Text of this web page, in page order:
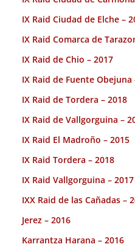
IX Raid Ciudad de Elche –
IX Raid Comarca de
IX Raid de Chio – 2017
IX Raid de Fuente Obejuna
IX Raid de Tordera – 2018
IX Raid de Vallgorguina –
IX Raid El Madroño – 2015
IX Raid Tordera – 2018
IX Raid Vallgorguina – 2017
IXX Raid de las Cañadas –
Jerez – 2016
Karrantza Harana – 2016